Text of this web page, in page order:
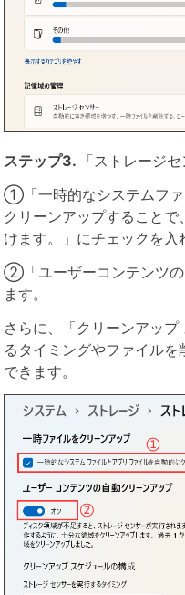
ステップ3.
「ストレージ
①「一時的なシステムファ
クリーンアップすること
けます。」にチェックを入
②「ユーザーコンテンツの
ます。
さらに、「クリーンアッ
るタイミングやファイル
できます。